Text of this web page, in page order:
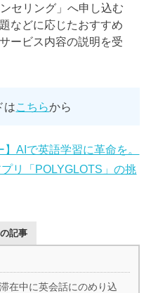
セリング」へ申し込む
などに応じたおすすめ
ービス内容の説明を受
はこちらから
】AIで英語学習に革命を。
リ「POLYGLOTS」の挑
記事
在中に英会話にのめり込